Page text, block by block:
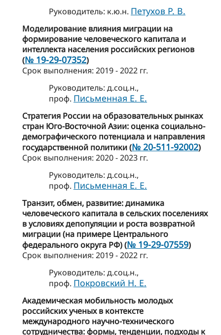
Руководитель: к.ю.н. Петухов Р. В.
Моделирование влияния миграции на
формирование человеческого капитала и
интеллекта населения российских регионов
(№ 19-29-07352)
Cрок выполнения: 2019 - 2022 гг.
Руководитель: д.соц.н.,
проф. Письменная Е. Е.
Стратегия России на образовательных рынках
стран Юго-Восточной Азии: оценка социально-
демографического потенциала и направления
государственной политики (№ 20-511-92002)
Cрок выполнения: 2020 - 2023 гг.
Руководитель: д.соц.н.,
проф. Письменная Е. Е.
Транзит, обмен, развитие: динамика
человеческого капитала в сельских поселениях
в условиях депопуляции и роста возвратной
миграции (на примере Центрального
федерального округа РФ) (№ 19-29-07559)
Cрок выполнения: 2019 - 2022 гг.
Руководитель: д.соц.н.,
проф. Покровский Н. Е.
Академическая мобильность молодых
российских ученых в контексте
международного научно-технического
сотрудничества: формы, тенденции, подходы к